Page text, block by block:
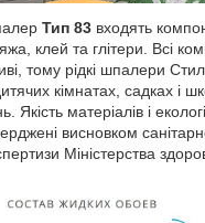
Тип 83 входять
клей та глітери. Всі
тому рідкі шпалери
кімнатах, садках і
матеріалів і
висновком
Міністерства